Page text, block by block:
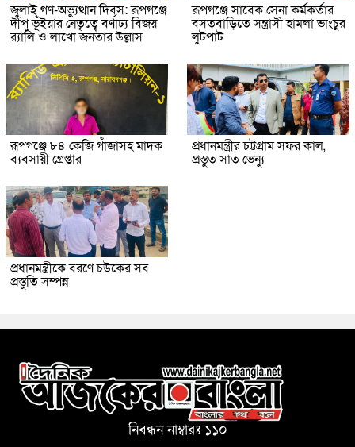
জুলাই গণ-অভ্যুত্থান দিবস: রূপগঞ্জে
দীপু ভূঁইয়ার নেতৃত্বে বর্ণাঢ্য বিজয়
র‌্যালি ও লাখো জনতার উল্লাস
রূপগঞ্জে সাবেক সেনা কর্মকর্তার
বসতবাড়িতে সন্ত্রাসী হামলা ভাংচুর
লুটপাট
রূপগঞ্জে ৮৪ কেজি গাঁজাসহ মাদক
ব্যবসায়ী গ্রেপ্তার
প্রধানমন্ত্রীর চট্টগ্রাম সফর কাল,
প্রস্তুত সাত ভেন্যু
প্রধানমন্ত্রীকে বরণে চউকের সব
প্রস্তুতি সম্পন্ন
নিবন্ধন নাম্বারঃ ১১০